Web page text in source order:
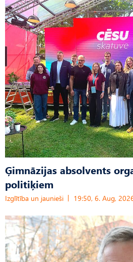
Ģimnāzijas absolvents
politiķiem
Izglītība un jaunieši 19:50, 6. Aug,